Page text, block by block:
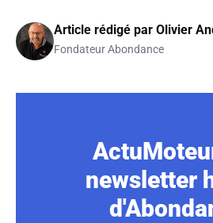
Article rédigé par Olivier
Fondateur Abondance
newsletter